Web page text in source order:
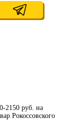
2150 руб. на
Рокоссовского